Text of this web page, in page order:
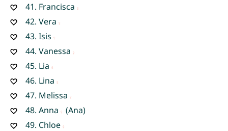
41. Francisca
42. Vera
43. Isis
44. Vanessa
45. Lia
46. Lina
47. Melissa
48. Anna
(Ana)
49. Chloe